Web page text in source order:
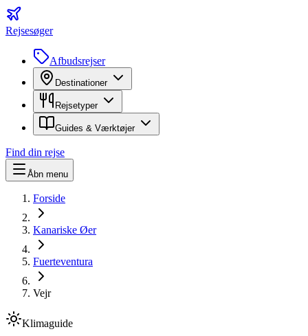
Rejsesøger
Afbudsrejser
Destinationer
Rejsetyper
Guides & Værktøjer
Find din rejse
Åbn menu
Forside
Kanariske Øer
Fuerteventura
Vejr
Klimaguide